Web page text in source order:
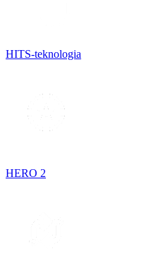
HITS-teknologia
HERO 2